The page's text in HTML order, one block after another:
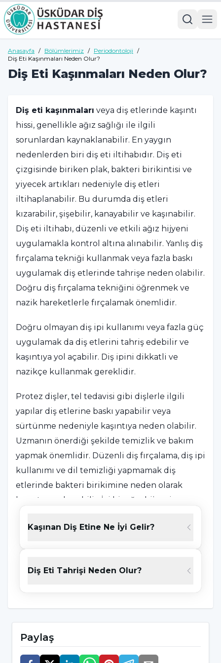
Anasayfa / Bölümlerimiz / Periodontoloji /
Diş Eti Kaşınmaları Neden Olur?
Diş Eti Kaşınmaları Neden Olur?
Diş eti kaşınmaları veya diş etlerinde kaşıntı
hissi, genellikle ağız sağlığı ile ilgili
sorunlardan kaynaklanabilir. En yaygın
nedenlerden biri diş eti iltihabıdır. Diş eti
çizgisinde biriken plak, bakteri birikintisi ve
yiyecek artıkları nedeniyle diş etleri
iltihaplanabilir. Bu durumda diş etleri
kızarabilir, şişebilir, kanayabilir ve kaşınabilir.
Diş eti iltihabı, düzenli ve etkili ağız hijyeni
uygulamakla kontrol altına alınabilir. Yanlış diş
fırçalama tekniği kullanmak veya fazla baskı
uygulamak diş etlerinde tahrişe neden olabilir.
Doğru diş fırçalama tekniğini öğrenmek ve
nazik hareketlerle fırçalamak önemlidir.
Doğru olmayan diş ipi kullanımı veya fazla güç
uygulamak da diş etlerini tahriş edebilir ve
kaşıntıya yol açabilir. Diş ipini dikkatli ve
nazikçe kullanmak gereklidir.
Protez dişler, tel tedavisi gibi dişlerle ilgili
yapılar diş etlerine baskı yapabilir veya
sürtünme nedeniyle kaşıntıya neden olabilir.
Uzmanın önerdiği şekilde temizlik ve bakım
yapmak önemlidir. Düzenli diş fırçalama, diş ipi
kullanımı ve dil temizliği yapmamak diş
etlerinde bakteri birikimine neden olarak
kaşıntıya yol açabilir. İyi bir ağız hijyeni
hissediyorsanız, bir diş hekimine veya
periodontiste (diş eti hastalıkları uzmanına)
hijyeni uygulamak diş eti problemlerini
önlemek veya yönetmek açısından önemlidir.
Kaşınan Diş Etine Ne İyi Gelir?
Diş Eti Tahrişi Neden Olur?
Paylaş